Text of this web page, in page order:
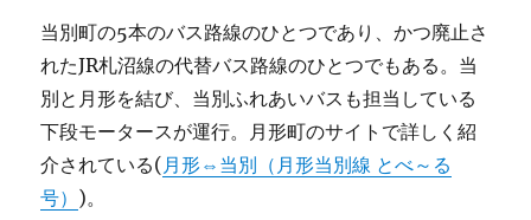
当別町の5本のバス路線のひとつであり、かつ廃止さ
れたJR札沼線の代替バス路線のひとつでもある。当
別と月形を結び、当別ふれあいバスも担当している
下段モータースが運行。月形町のサイトで詳しく紹
介されている(月形⇔当別（月形当別線 とべ～る
号） )。